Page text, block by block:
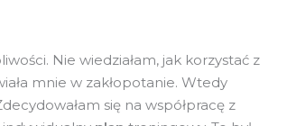
Nie wiedziałam, jak korzystać z
mnie w zakłopotanie. Wtedy
się na współpracę z